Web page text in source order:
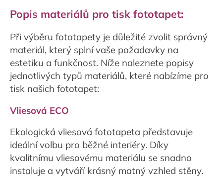
Popis materiálů pro tisk fototapet:
Při výběru fototapety je důležité zvolit správný
materiál, který splní vaše požadavky na
estetiku a funkčnost. Níže naleznete popisy
jednotlivých typů materiálů, které nabízíme pro
tisk našich fototapet:
Vliesová ECO
Ekologická vliesová fototapeta představuje
ideální volbu pro běžné interiéry. Díky
kvalitnímu vliesovému materiálu se snadno
instaluje a vytváří krásný matný vzhled stěny.